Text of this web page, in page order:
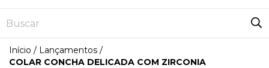
Início / Lançamentos /
COLAR CONCHA DELICADA COM ZIRCONIA